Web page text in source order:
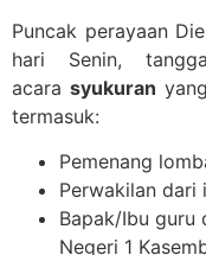
Puncak perayaan
hari Senin,
acarasyukuran
termasuk:
Pemenang
Perwakilan dari
Bapak/Ibu guru
Negeri 1